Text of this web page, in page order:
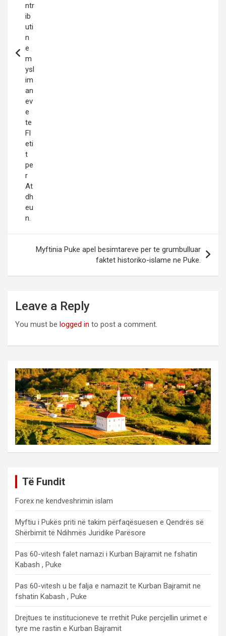
ntr
ib
uti
n
e
m
ysl
im
an
ev
e
te
Fl
eti
t
pe
r
At
dh
eu
n.
Myftinia Puke apel besimtareve per te grumbulluar
faktet historiko-islame ne Puke.
Leave a Reply
You must be logged in to post a comment.
Të Fundit
Forex ne kendveshrimin islam
Myftiu i Pukës priti në takim përfaqësuesen e Qendrës së
Shërbimit të Ndihmës Juridike Parësore
Pas 60-vitesh falet namazi i Kurban Bajramit ne fshatin
Kabash , Puke
Pas 60-vitesh u be falja e namazit te Kurban Bajramit ne
fshatin Kabash , Puke
Drejtues te institucioneve te rrethit Puke percjellin urimet e
tyre me rastin e Kurban Bajramit